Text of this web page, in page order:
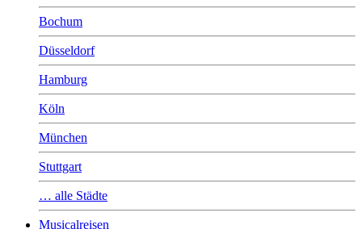
Bochum
Düsseldorf
Hamburg
Köln
München
Stuttgart
… alle Städte
Musicalreisen